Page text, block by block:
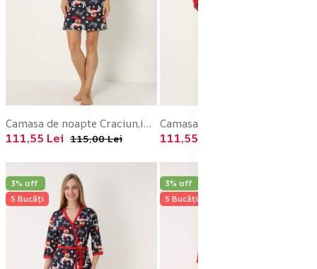
Camasa de noapte Craciun,imprimeu reni,culoare bleumarin ,En-gros
111,55 Lei 115,00 Lei 111,55 Lei
3% off
5 Bucăți
3% off
5 Bucăți